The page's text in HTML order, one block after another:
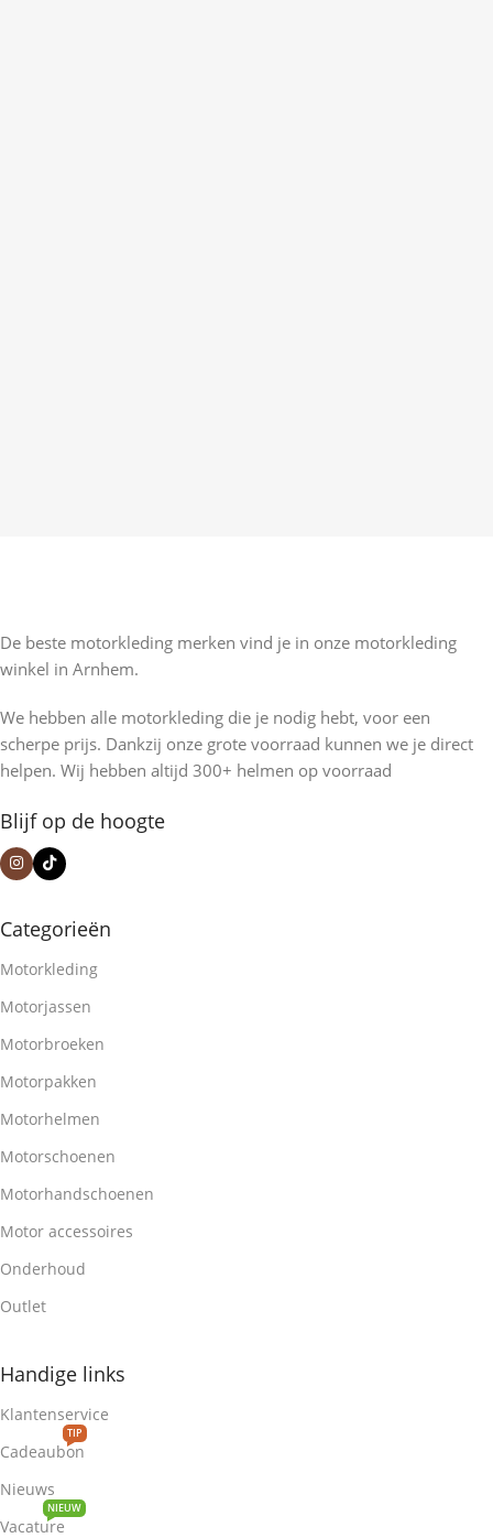
De beste motorkleding merken vind je in onze motorkleding
winkel in Arnhem.
We hebben alle motorkleding die je nodig hebt, voor een
scherpe prijs. Dankzij onze grote voorraad kunnen we je direct
helpen. Wij hebben altijd 300+ helmen op voorraad
Blijf op de hoogte
Categorieën
Motorkleding
Motorjassen
Motorbroeken
Motorpakken
Motorhelmen
Motorschoenen
Motorhandschoenen
Motor accessoires
Onderhoud
Outlet
Handige links
Klantenservice
Cadeaubon
TIP
Nieuws
Vacature
NIEUW